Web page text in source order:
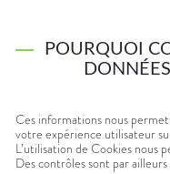
POURQUOI
Ces informations nous
votre expérience utilisateur
L’utilisation de Cookies nous
Des contrôles sont par